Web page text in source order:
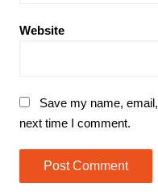
Website
Save my name,
next time I comment.